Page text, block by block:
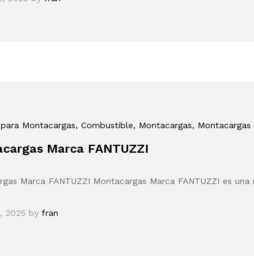
Montacargas, Combustible, Montacargas,
Marca FANTUZZI
Marca FANTUZZI Montacargas Marca FANTUZZI es
2025 by fran